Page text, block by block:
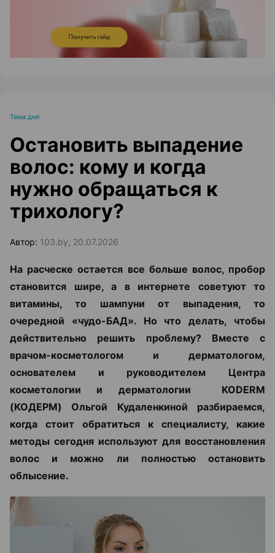
Тема дня
Остановить выпадение
волос: кому и когда
нужно обращаться к
трихологу?
Автор: 103.by, 20.07.2026
На расческе остается все больше волос, пробор
становится шире, а в интернете советуют то
витамины, то шампуни от выпадения, то
очередной «чудо-БАД». Но что делать, чтобы
действительно решить проблему? Вместе с
врачом-косметологом и дерматологом,
основателем и руководителем Центра
косметологии и дерматологии KODERM
(КОДЕРМ) Ольгой Кудаленкиной разбираемся,
когда стоит обратиться к специалисту, какие
методы сегодня используют для восстановления
волос и можно ли полностью остановить
облысение.